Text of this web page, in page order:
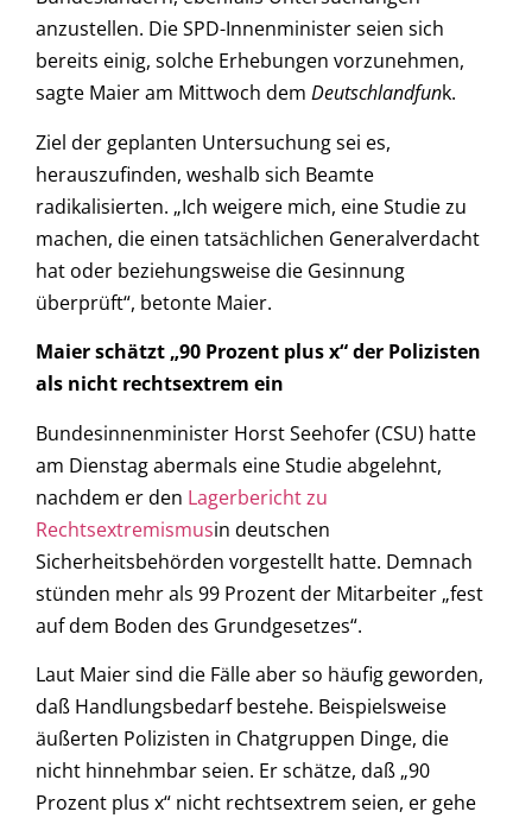
anzustellen. Die SPD-Innenminister seien sich
bereits einig, solche Erhebungen vorzunehmen,
sagte Maier am Mittwoch dem Deutschlandfunk.
Ziel der geplanten Untersuchung sei es,
herauszufinden, weshalb sich Beamte
radikalisierten. „Ich weigere mich, eine Studie zu
machen, die einen tatsächlichen Generalverdacht
hat oder beziehungsweise die Gesinnung
überprüft“, betonte Maier.
Maier schätzt „90 Prozent plus x“ der Polizisten
als nicht rechtsextrem ein
Bundesinnenminister Horst Seehofer (CSU) hatte
am Dienstag abermals eine Studie abgelehnt,
nachdem er den Lagerbericht zu
Rechtsextremismusin deutschen
Sicherheitsbehörden vorgestellt hatte. Demnach
stünden mehr als 99 Prozent der Mitarbeiter „fest
auf dem Boden des Grundgesetzes“.
Laut Maier sind die Fälle aber so häufig geworden,
daß Handlungsbedarf bestehe. Beispielsweise
äußerten Polizisten in Chatgruppen Dinge, die
nicht hinnehmbar seien. Er schätze, daß „90
Prozent plus x“ nicht rechtsextrem seien, er gehe